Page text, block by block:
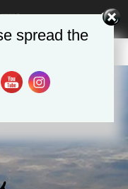
spread the